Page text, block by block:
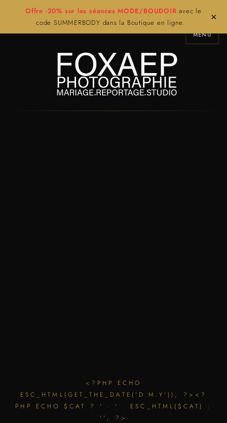
Offre -20% sur les séances MODE/BOUDOIR avec le
code SUMMERBODY dans la Boutique en ligne.
×
MENU
<?PHP ECHO
ESC_HTML(GET_THE_DATE('D.M.Y')); ?><?
PHP ECHO $CAT ? ' · ' . ESC_HTML($CAT) :
''; ?>